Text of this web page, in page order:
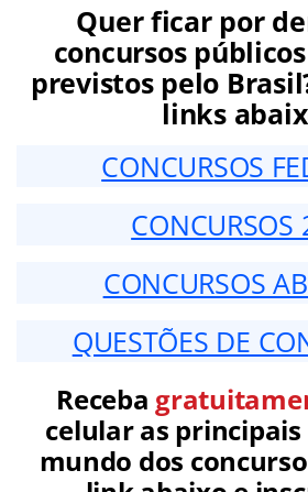
Quer ficar por
concursos
previstos pelo
links
CONCURSOS
CONCURSOS
CONCURSOS
QUESTÕES DE
Receba
celular as
mundo dos